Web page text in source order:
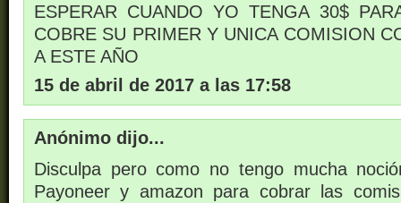
ESPERAR CUANDO YO TENGA 30$
COBRE SU PRIMER Y UNICA COMISION
A ESTE AÑO
15 de abril de 2017 a las 17:58
Anónimo dijo...
Disculpa pero como no tengo mucha
Payoneer y amazon para cobrar las